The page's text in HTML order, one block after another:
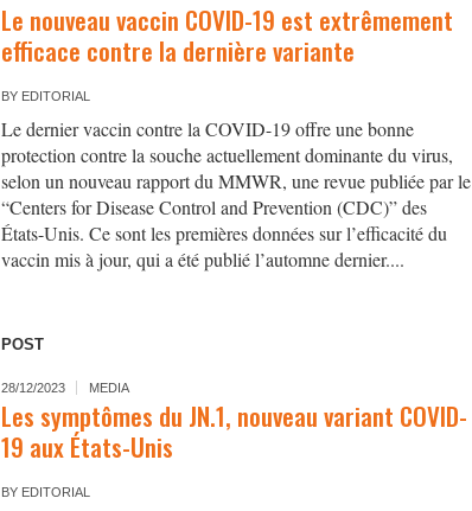
Le nouveau vaccin COVID-19 est extrêmement
efficace contre la dernière variante
BY EDITORIAL
Le dernier vaccin contre la COVID-19 offre une bonne
protection contre la souche actuellement dominante du virus,
selon un nouveau rapport du MMWR, une revue publiée par le
“Centers for Disease Control and Prevention (CDC)” des
États-Unis. Ce sont les premières données sur l’efficacité du
vaccin mis à jour, qui a été publié l’automne dernier....
POST
28/12/2023 MEDIA
Les symptômes du JN.1, nouveau variant COVID-
19 aux États-Unis
BY EDITORIAL